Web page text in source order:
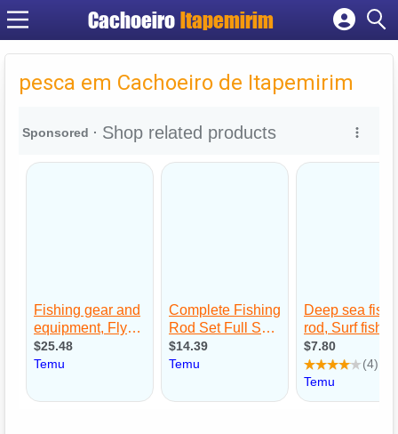
Cachoeiro Itapemirim
Cadastrar empresa
Criar conta
pesca em Cachoeiro de Itapemirim